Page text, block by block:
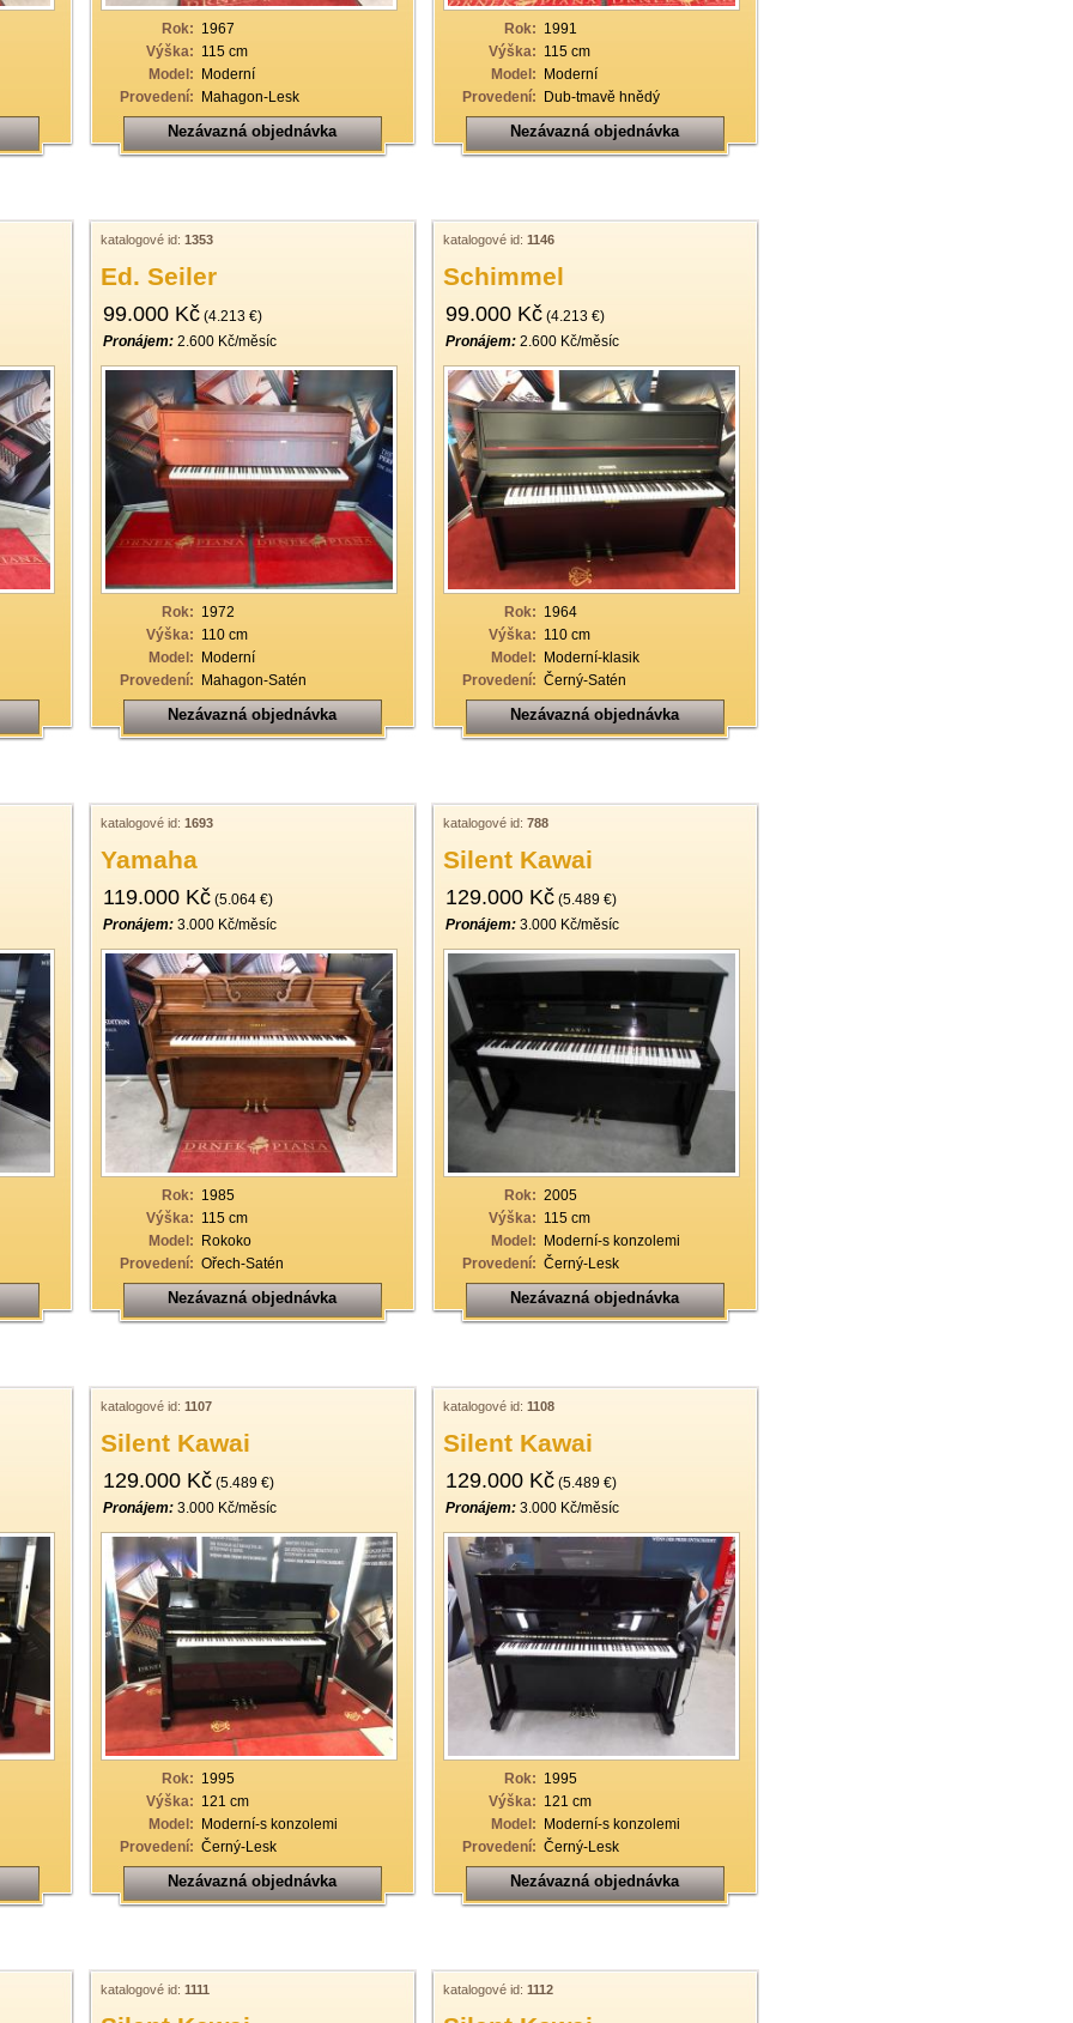
Rok: 1967
Výška: 115 cm
Model: Moderní
Provedení: Mahagon-Lesk
Nezávazná objednávka
Rok: 1991
Výška: 115 cm
Model: Moderní
Provedení: Dub-tmavě hnědý
Nezávazná objednávka
katalogové id: 1353
Ed. Seiler
99.000 Kč(4.213 €)
Pronájem:2.600 Kč/měsíc
Rok: 1972
Výška: 110 cm
Model: Moderní
Provedení: Mahagon-Satén
Nezávazná objednávka
katalogové id: 1146
Schimmel
99.000 Kč(4.213 €)
Pronájem:2.600 Kč/měsíc
Rok: 1964
Výška: 110 cm
Model: Moderní-klasik
Provedení: Černý-Satén
Nezávazná objednávka
katalogové id: 1693
Yamaha
119.000 Kč(5.064 €)
Pronájem:3.000 Kč/měsíc
Rok: 1985
Výška: 115 cm
Model: Rokoko
Provedení: Ořech-Satén
Nezávazná objednávka
katalogové id: 788
Silent Kawai
129.000 Kč(5.489 €)
Pronájem:3.000 Kč/měsíc
Rok: 2005
Výška: 115 cm
Model: Moderní-s konzolemi
Provedení: Černý-Lesk
Nezávazná objednávka
katalogové id: 1107
Silent Kawai
129.000 Kč(5.489 €)
Pronájem:3.000 Kč/měsíc
Rok: 1995
Výška: 121 cm
Model: Moderní-s konzolemi
Provedení: Černý-Lesk
Nezávazná objednávka
katalogové id: 1108
Silent Kawai
129.000 Kč(5.489 €)
Pronájem:3.000 Kč/měsíc
Rok: 1995
Výška: 121 cm
Model: Moderní-s konzolemi
Provedení: Černý-Lesk
Nezávazná objednávka
katalogové id: 1111 katalogové id: 1112